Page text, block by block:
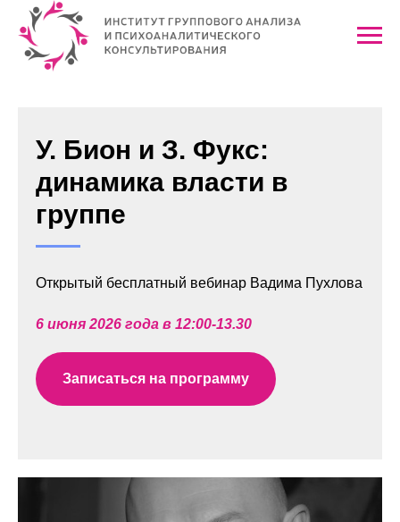
У. Бион и З. Фукс:
динамика власти в
группе
Открытый бесплатный вебинар Вадима Пухлова
6 июня 2026 года в 12:00-13.30
Записаться на программу